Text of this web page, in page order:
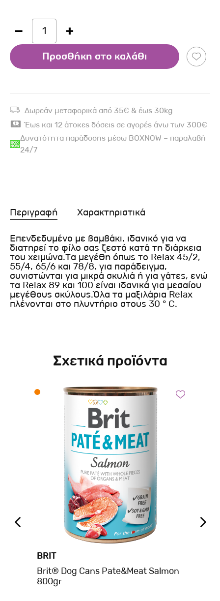
1
Προσθήκη στο καλάθι
Δωρεάν μεταφορικά από 35€ & έως 30kg
Έως και 12 άτοκες δόσεις σε αγορές άνω των 300€
Δυνατότητα παράδοσης μέσω BOXNOW – παραλαβή
24/7
Περιγραφή Χαρακτηριστικά
Επενδεδυμένο με βαμβάκι, ιδανικό για να
διατηρεί το φίλο σας ζεστό κατά τη διάρκεια
του χειμώνα.Τα μεγέθη όπως το Relax 45/2,
55/4, 65/6 και 78/8, για παράδειγμα,
συνιστώνται για μικρά σκυλιά ή για γάτες, ενώ
τα Relax 89 και 100 είναι ιδανικά για μεσαίου
μεγέθους σκύλους.Όλα τα μαξιλάρια Relax
πλένονται στο πλυντήριο στους 30 ° C.
Σχετικά προϊόντα
BRIT
Brit® Dog Cans Pate&Meat Salmon
800gr